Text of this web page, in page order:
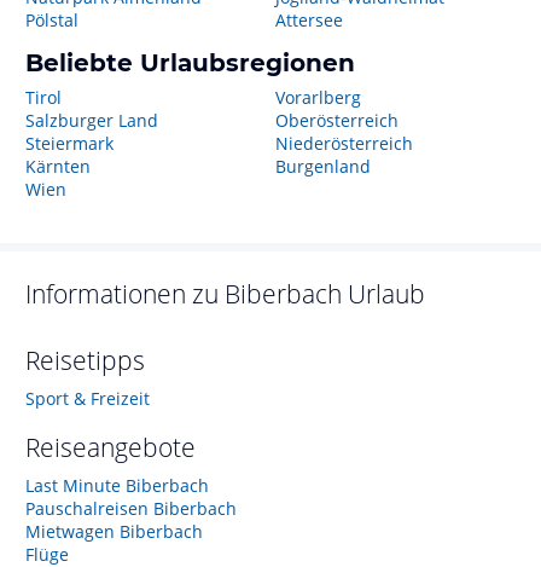
Pölstal
Attersee
Beliebte Urlaubsregionen
Tirol
Salzburger Land
Steiermark
Kärnten
Wien
Vorarlberg
Oberösterreich
Niederösterreich
Burgenland
Informationen zu Biberbach Urlaub
Reisetipps
Sport & Freizeit
Reiseangebote
Last Minute Biberbach
Pauschalreisen Biberbach
Mietwagen Biberbach
Flüge